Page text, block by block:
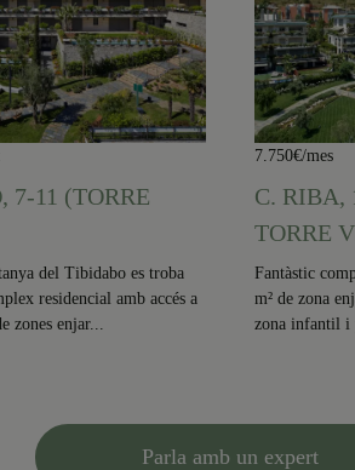
7-11 (TORRE
del Tibidabo es troba
residencial amb accés a
zones enjar...
7.750€/mes
C. RIBA,
TORRE
Fantàstic
m² de zona
zona infantil i
Parla amb un expert